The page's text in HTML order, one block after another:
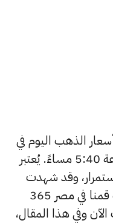
الذهب اليوم في
مصر ليوم الجمعة 13 فبراير الساعة 5:40 مساءً. يُعتبر
وقد شهدت
أسعار الذهب تغيرات كثيرة، لذلك قمنا في مصر 365
وفي هذا المقال،